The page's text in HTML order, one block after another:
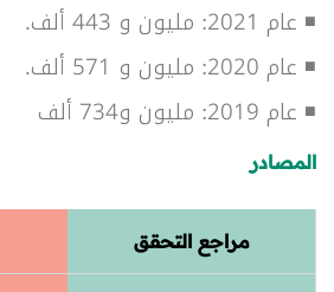
◾ عام 2021: مليون و 443 ألف.
◾ عام 2020: مليون و 571 ألف.
◾ عام 2019: مليون و734 ألف
المصادر
مراجع التحقق